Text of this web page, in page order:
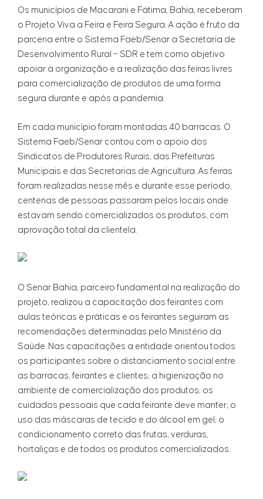
Os municípios de Macarani e Fátima, Bahia, receberam
o Projeto Viva a Feira e Feira Segura. A ação é fruto da
parceria entre o Sistema Faeb/Senar a Secretaria de
Desenvolvimento Rural – SDR e tem como objetivo
apoiar a organização e a realização das feiras livres
para comercialização de produtos de uma forma
segura durante e após a pandemia.
Em cada município foram montadas 40 barracas. O
Sistema Faeb/Senar contou com o apoio dos
Sindicatos de Produtores Rurais, das Prefeituras
Municipais e das Secretarias de Agricultura. As feiras
foram realizadas nesse mês e durante esse período,
centenas de pessoas passaram pelos locais onde
estavam sendo comercializados os produtos, com
aprovação total da clientela.
O Senar Bahia, parceiro fundamental na realização do
projeto, realizou a capacitação dos feirantes com
aulas teóricas e práticas e os feirantes seguiram as
recomendações determinadas pelo Ministério da
Saúde. Nas capacitações a entidade orientou todos
os participantes sobre o distanciamento social entre
as barracas, feirantes e clientes; a higienização no
ambiente de comercialização dos produtos; os
cuidados pessoais que cada feirante deve manter; o
uso das máscaras de tecido e do álcool em gel; o
condicionamento correto das frutas, verduras,
hortaliças e de todos os produtos comercializados.